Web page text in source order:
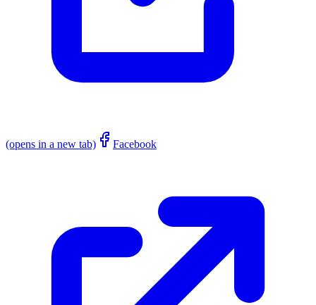
(opens in a new tab) Facebook